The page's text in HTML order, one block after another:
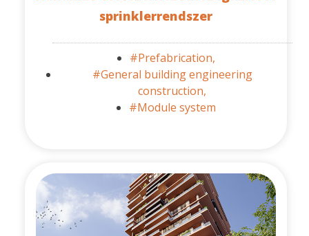
sprinklerrendszer
#Prefabrication,
#General building engineering
construction,
#Module system